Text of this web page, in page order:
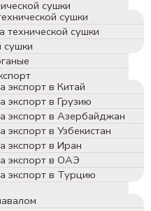
сушки
сушки
технической сушки
сушки
экспорт в Китай
экспорт в Грузию
экспорт в Азербайджан
в Узбекистан
экспорт в Иран
экспорт в ОАЭ
экспорт в Турцию